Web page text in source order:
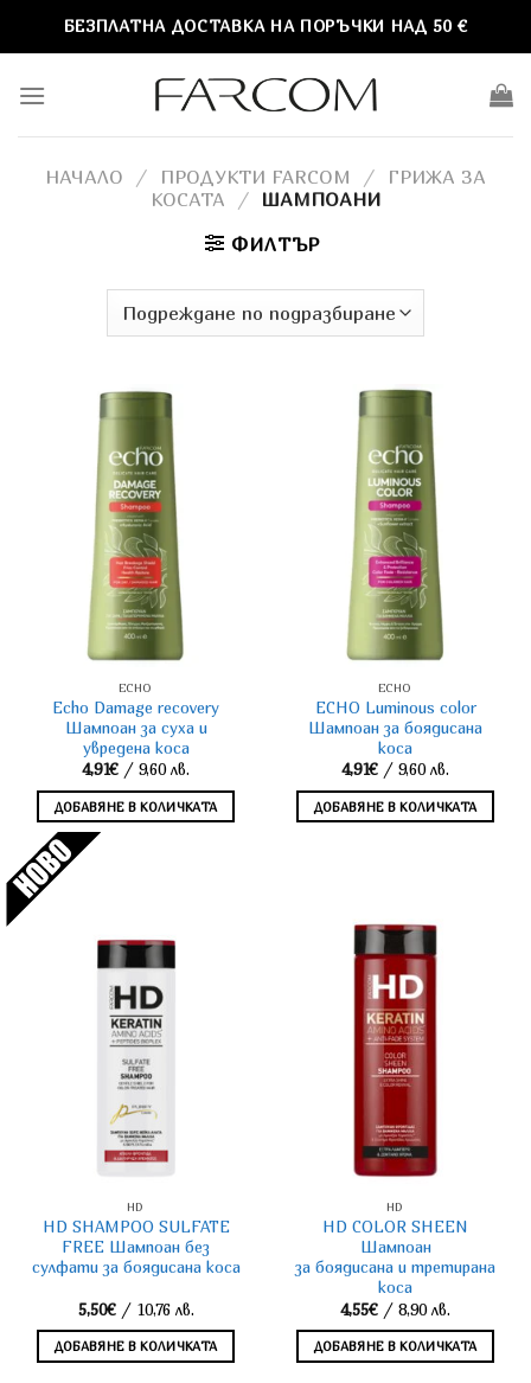
БЕЗПЛАТНА ДОСТАВКА НА ПОРЪЧКИ НАД 50 €
НАЧАЛО / ПРОДУКТИ FARCOM /
ГРИЖА ЗА
КОСАТА
/ ШАМПОАНИ
ФИЛТЪР
ECHO
Echo Damage recovery
Шампоан за суха и
увредена коса
4,91€ / 9,60 лв.
ДОБАВЯНЕ В КОЛИЧКАТА
ECHO
ECHO Luminous color
Шампоан за боядисана
коса
4,91€ / 9,60 лв.
ДОБАВЯНЕ В КОЛИЧКАТА
HD
HD SHAMPOO SULFATE
FREE Шампоан без
сулфати за боядисана коса
5,50€/ 10,76 лв.
ДОБАВЯНЕ В КОЛИЧКАТА
HD
HD COLOR SHEEN
Шампоан
за боядисана и третирана
коса
4,55€ / 8,90 лв.
ДОБАВЯНЕ В КОЛИЧКАТА